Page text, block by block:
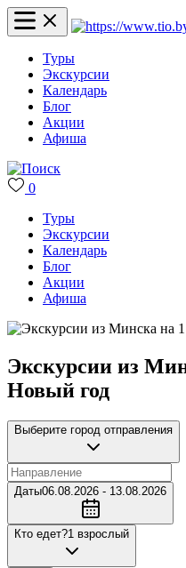
Туры
Экскурсии
Календарь
Блог
Акции
Афиша
0
Туры
Экскурсии
Календарь
Блог
Акции
Афиша
Экскурсии из
Новый год
Выберите город отправления
Даты06.08.2026 - 13.08.2026
Кто едет?1 взрослый